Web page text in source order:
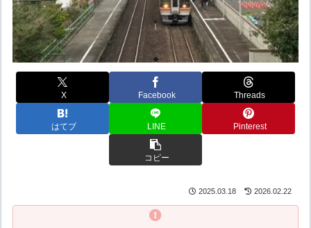
X Facebook Threads
はてブ LINE Pinterest
コピー
2025.03.18 2026.02.22